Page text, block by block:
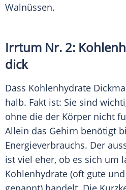
Walnüssen.
Irrtum Nr. 2:
dick
Dass Kohlenhydrate
halb. Fakt ist: Sie sind
ohne die der Körper nicht
Allein das Gehirn benötigt
Energieverbrauchs. Der
ist viel eher, ob es sich um
Kohlenhydrate (oft gute